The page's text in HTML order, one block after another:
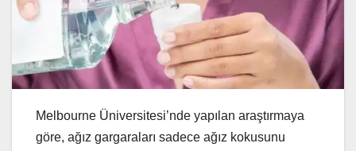
Melbourne Üniversitesi’nde yapılan araştırmaya
göre, ağız gargaraları sadece ağız kokusunu